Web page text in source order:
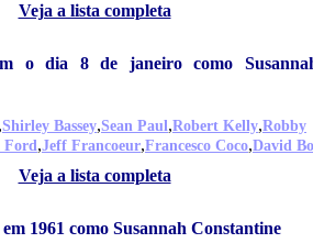
Veja a lista completa
o dia 8 de janeiro como
,Shirley Bassey,Sean Paul,Robert Kelly,Robby
Ford,Jeff Francoeur,Francesco Coco,David
Veja a lista completa
1961 como Susannah Constantine